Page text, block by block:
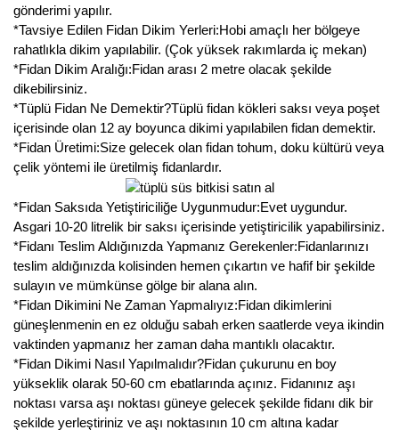
gönderimi yapılır.
*Tavsiye Edilen Fidan Dikim Yerleri:Hobi amaçlı her bölgeye
rahatlıkla dikim yapılabilir. (Çok yüksek rakımlarda iç mekan)
*Fidan Dikim Aralığı:Fidan arası 2 metre olacak şekilde
dikebilirsiniz.
*Tüplü Fidan Ne Demektir?Tüplü fidan kökleri saksı veya poşet
içerisinde olan 12 ay boyunca dikimi yapılabilen fidan demektir.
*Fidan Üretimi:Size gelecek olan fidan tohum, doku kültürü veya
çelik yöntemi ile üretilmiş fidanlardır.
*Fidan Saksıda Yetiştiriciliğe Uygunmudur:Evet uygundur.
Asgari 10-20 litrelik bir saksı içerisinde yetiştiricilik yapabilirsiniz.
*Fidanı Teslim Aldığınızda Yapmanız Gerekenler:Fidanlarınızı
teslim aldığınızda kolisinden hemen çıkartın ve hafif bir şekilde
sulayın ve mümkünse gölge bir alana alın.
*Fidan Dikimini Ne Zaman Yapmalıyız:Fidan dikimlerini
güneşlenmenin en ez olduğu sabah erken saatlerde veya ikindin
vaktinden yapmanız her zaman daha mantıklı olacaktır.
*Fidan Dikimi Nasıl Yapılmalıdır?Fidan çukurunu en boy
yükseklik olarak 50-60 cm ebatlarında açınız. Fidanınız aşı
noktası varsa aşı noktası güneye gelecek şekilde fidanı dik bir
şekilde yerleştiriniz ve aşı noktasının 10 cm altına kadar